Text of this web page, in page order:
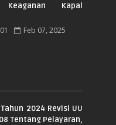
Kapal
Feb 07, 2025
2024 Revisi UU
Tentang Pelayaran,